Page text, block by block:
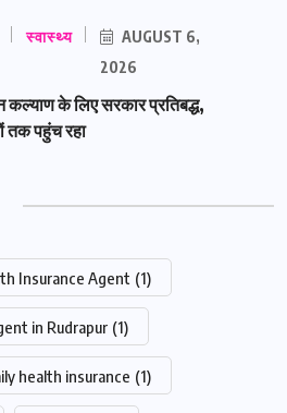
स्वास्थ्य
AUGUST 6,
2026
कल्याण के लिए सरकार प्रतिबद्ध,
तक पहुंच रहा
Insurance Agent (1)
in Rudrapur (1)
health insurance (1)